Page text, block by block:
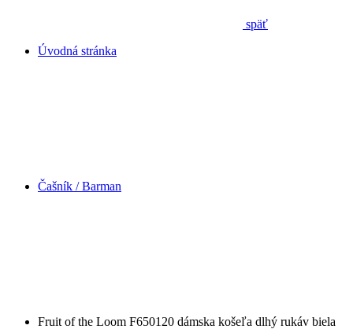
späť
Úvodná stránka
Čašník / Barman
Fruit of the Loom F650120 dámska košeľa dlhý rukáv biela